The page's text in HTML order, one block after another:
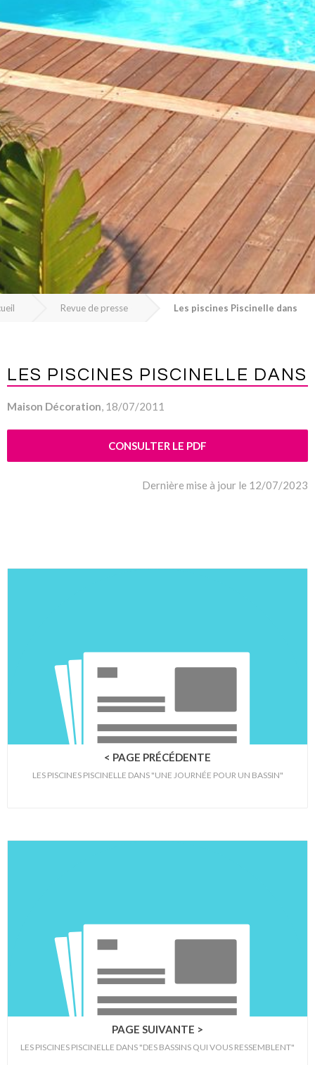
Revue de presse Les piscines Piscinelle dans
LES PISCINES PISCINELLE DANS
Maison Décoration, 18/07/2011
CONSULTER LE PDF
Dernière mise à jour le 12/07/2023
< PAGE PRÉCÉDENTE
LES PISCINES PISCINELLE DANS "UNE JOURNÉE POUR UN BASSIN"
PAGE SUIVANTE >
LES PISCINES PISCINELLE DANS "DES BASSINS QUI VOUS RESSEMBLENT"